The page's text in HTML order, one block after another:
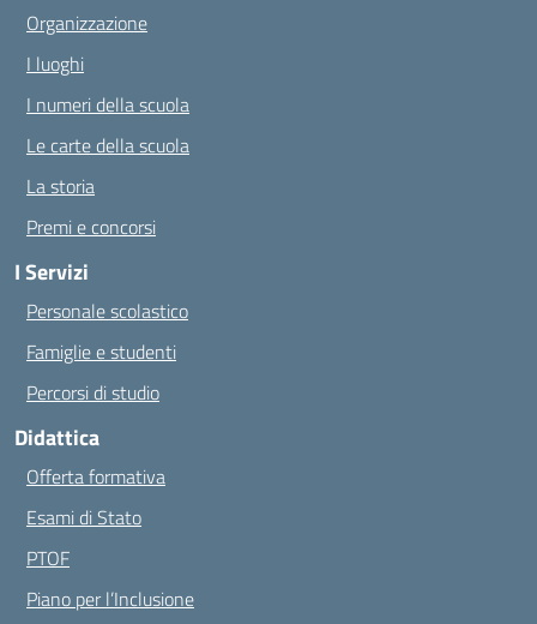
Organizzazione
I luoghi
I numeri della scuola
Le carte della scuola
La storia
Premi e concorsi
I Servizi
Personale scolastico
Famiglie e studenti
Percorsi di studio
Didattica
Offerta formativa
Esami di Stato
PTOF
Piano per l’Inclusione